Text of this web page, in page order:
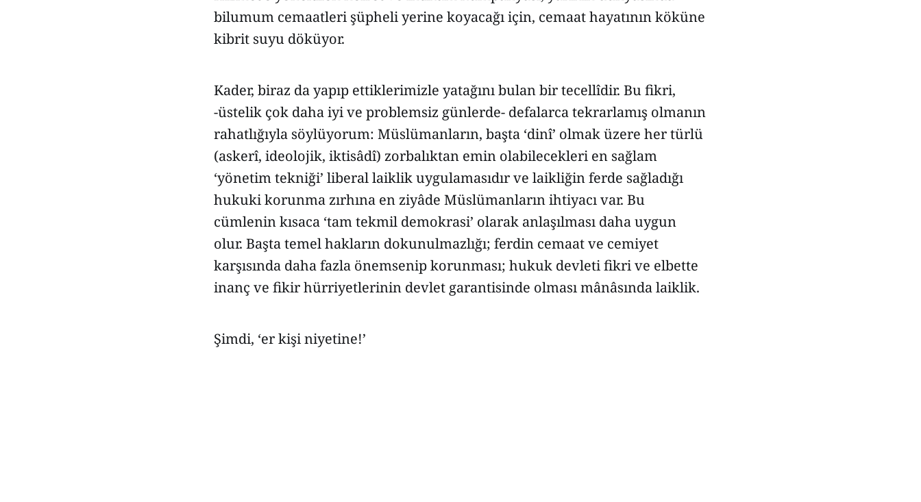
bilumum cemaatleri şüpheli yerine koyacağı için, cemaat hayatının köküne
kibrit suyu döküyor.
Kader, biraz da yapıp ettiklerimizle yatağını bulan bir tecellîdir. Bu fikri,
-üstelik çok daha iyi ve problemsiz günlerde- defalarca tekrarlamış olmanın
rahatlığıyla söylüyorum: Müslümanların, başta ‘dinî’ olmak üzere her türlü
(askerî, ideolojik, iktisâdî) zorbalıktan emin olabilecekleri en sağlam
‘yönetim tekniği’ liberal laiklik uygulamasıdır ve laikliğin ferde sağladığı
hukuki korunma zırhına en ziyâde Müslümanların ihtiyacı var. Bu
cümlenin kısaca ‘tam tekmil demokrasi’ olarak anlaşılması daha uygun
olur. Başta temel hakların dokunulmazlığı; ferdin cemaat ve cemiyet
karşısında daha fazla önemsenip korunması; hukuk devleti fikri ve elbette
inanç ve fikir hürriyetlerinin devlet garantisinde olması mânâsında laiklik.
Şimdi, ‘er kişi niyetine!’